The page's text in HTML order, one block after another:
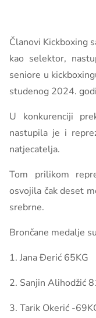
Članovi Kickboxing
kao selektor,
seniore u
studenog 2024.
U konkurenciji
nastupila je i
natjecatelja.
Tom prilikom
osvojila čak deset
srebrne.
Brončane medalje
1. Jana Đerić 65KG
2. Sanjin Alihodžić
3. Tarik Okerić -